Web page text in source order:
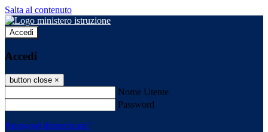
Salta al contenuto
Accedi
Accedi
button close ×
Nome Utente
Password
Password dimenticata?